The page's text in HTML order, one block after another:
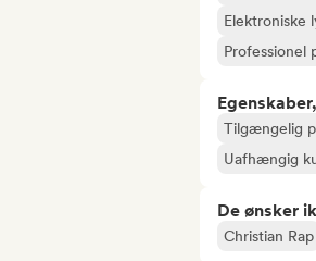
Elektroniske
Professionel
Tilgængelig
Uafhængig
De ønsker
Christian Rap